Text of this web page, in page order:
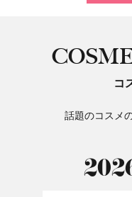
コ
話題のコスメ